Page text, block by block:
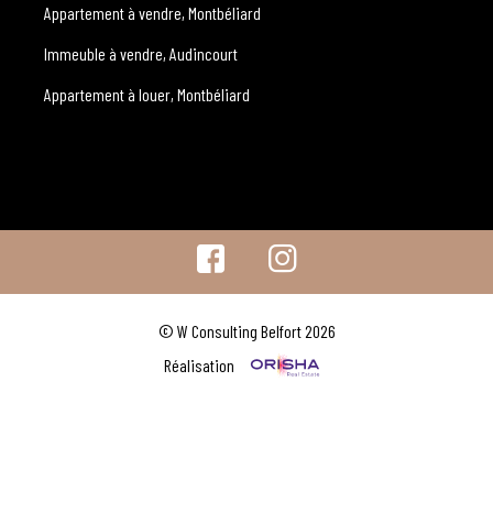
Appartement à vendre, Montbéliard
Immeuble à vendre, Audincourt
Appartement à louer, Montbéliard
© W Consulting Belfort 2026
Réalisation